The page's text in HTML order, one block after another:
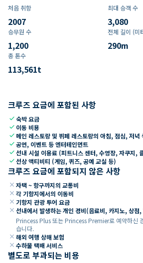
처음 취항
2007
최대 승객 수
3,080
승무원 수
1,200
전체 길이 (미
290m
총 톤수
113,561t
크루즈 요금에 포함된 사항
check숙박 요금
check 이동 비용
check 메인 레스토랑 및 뷔페 레스토랑의 아침, 점심, 저녁
check공연, 이벤트 등 엔터테인먼트
check선내 시설 이용료 (피트니스 센터, 수영장, 자쿠지,
check선상 액티비티 (게임, 퀴즈, 공예 교실 등)
크루즈 요금에 포함되지 않은 사항
close 자택 ~ 항구까지의 교통비
close 각 기항지에서의 이동비
close 기항지 관광 투어 요금
close 선내에서 발생하는 개인 경비(음료비, 카지노, 상
Princess Plus 또는 Princess Premier로 예약하신
습니다.
close 해외 여행 상해 보험
close 수하물 택배 서비스
별도로 부과되는 비용